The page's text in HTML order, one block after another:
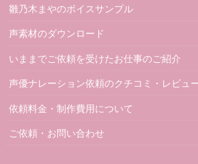
雛乃木まやのボイスサンプル
声素材のダウンロード
いままでご依頼を受けたお仕事のご紹介
声優ナレーション依頼のクチコミ・レビュ
依頼料金・制作費用について
ご依頼・お問い合わせ